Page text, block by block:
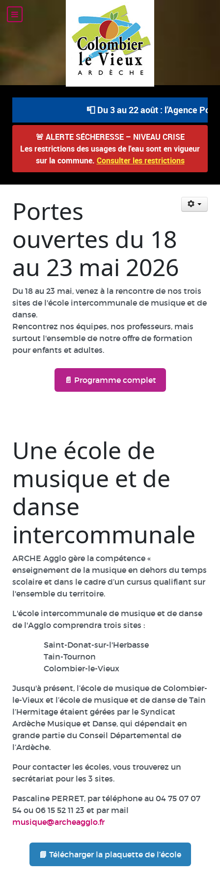
📮 Du 3 au 22 août : l'Agence
🚨 ALERTE SÉCHERESSE – NIVEAU CRISE
Les restrictions des usages de l'eau sont en vigueur
sur la commune. Consulter les restrictions
Portes
ouvertes du 18
au 23 mai 2026
Du 18 au 23 mai, venez à la rencontre de nos trois
sites de l'école intercommunale de musique et de
danse.
Rencontrez nos équipes, nos professeurs, mais
surtout l'ensemble de notre offre de formation
pour enfants et adultes.
📄 Programme complet
Une école de
musique et de
danse
intercommunale
ARCHE Agglo gère la compétence «
enseignement de la musique en dehors du temps
scolaire et dans le cadre d’un cursus qualifiant sur
l'ensemble du territoire.
L'école intercommunale de musique et de danse
de l'Agglo comprendra trois sites :
Saint-Donat-sur-l'Herbasse
Tain-Tournon
Colombier-le-Vieux
Jusqu'à présent, l’école de musique de Colombier-
le-Vieux et l’école de musique et de danse de Tain
l’Hermitage étaient gérées par le Syndicat
Ardèche Musique et Danse, qui dépendait en
grande partie du Conseil Départemental de
l’Ardèche.
Pour contacter les écoles, vous trouverez un
secrétariat pour les 3 sites.
Pascaline PERRET, par téléphone au 04 75 07 07
54 ou 06 15 52 11 23 et par mail
musique@archeagglo.fr
📘 Télécharger la plaquette de l’école